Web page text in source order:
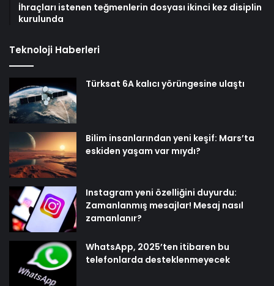
İhraçları istenen teğmenlerin dosyası ikinci kez disiplin
kurulunda
Teknoloji Haberleri
Türksat 6A kalıcı yörüngesine ulaştı
Bilim insanlarından yeni keşif: Mars’ta
eskiden yaşam var mıydı?
Instagram yeni özelliğini duyurdu:
Zamanlanmış mesajlar! Mesaj nasıl
zamanlanır?
WhatsApp, 2025’ten itibaren bu
telefonlarda desteklenmeyecek